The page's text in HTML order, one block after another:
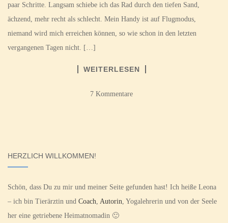
paar Schritte. Langsam schiebe ich das Rad durch den tiefen Sand,
ächzend, mehr recht als schlecht. Mein Handy ist auf Flugmodus,
niemand wird mich erreichen können, so wie schon in den letzten
vergangenen Tagen nicht. […]
WEITERLESEN
7 Kommentare
HERZLICH WILLKOMMEN!
Schön, dass Du zu mir und meiner Seite gefunden hast! Ich heiße Leona
– ich bin Tierärztin und Coach Autorin , Yogalehrerin und von der Seele
her eine getriebene Heimatnomadin 🙂